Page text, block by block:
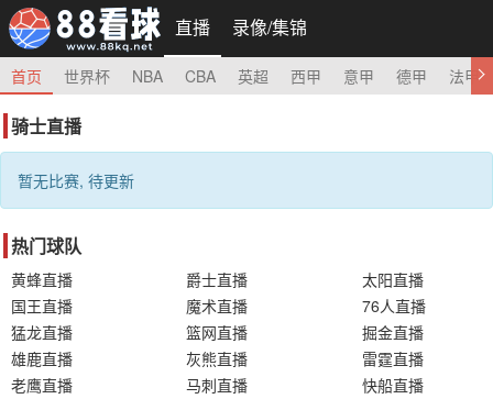
直播 录像/集锦
首页 世界杯 NBA CBA 英超 西甲 意甲 德甲 法甲
骑士直播
暂无比赛, 待更新
热门球队
黄蜂直播 爵士直播
太阳直播
国王直播
魔术直播
76人直播
猛龙直播
篮网直播
掘金直播
雄鹿直播
灰熊直播
雷霆直播
老鹰直播
马刺直播
快船直播